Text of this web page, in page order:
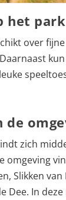
het park
over fijne
zich
omgeving
Slikken van
Dee. In